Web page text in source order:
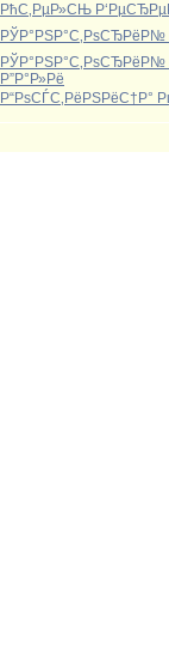
РћС‚РµР»СЊ
Р”Р°Р»Рё
Р“РѕСЃС‚РёРЅРёС†Р°